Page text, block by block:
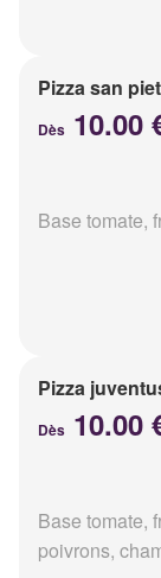
Pizza san
Dès 10.00
Base tomate,
Pizza
Dès 10.00
Base tomate,
poivrons,